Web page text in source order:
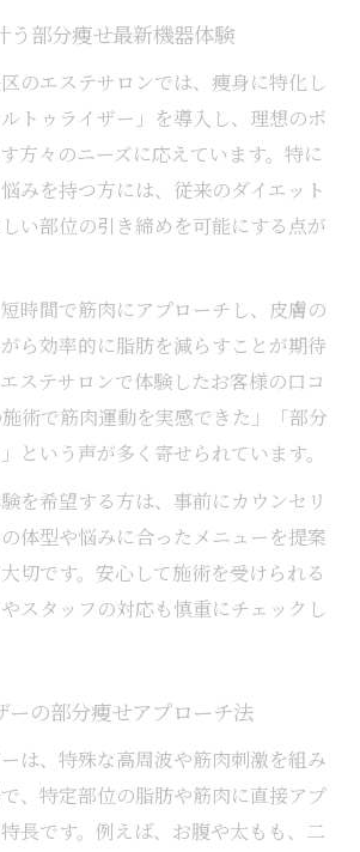
う部分痩せ最新機器体験
のエステサロンでは、痩身に特化し
トゥライザー」を導入し、理想のボ
方々のニーズに応えています。特に
みを持つ方には、従来のダイエット
い部位の引き締めを可能にする点が
時間で筋肉にアプローチし、皮膚の
ら効率的に脂肪を減らすことが期待
ステサロンで体験したお客様の口コ
術で筋肉運動を実感できた」「部分
という声が多く寄せられています。
を希望する方は、事前にカウンセリ
体型や悩みに合ったメニューを提案
切です。安心して施術を受けられる
スタッフの対応も慎重にチェックし
ーの部分痩せアプローチ法
は、特殊な高周波や筋肉刺激を組み
、特定部位の脂肪や筋肉に直接アプ
長です。例えば、お腹や太もも、二